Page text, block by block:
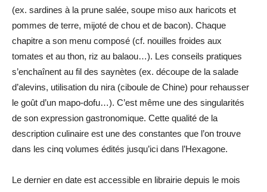
(ex. sardines à la prune salée, soupe miso aux haricots et
pommes de terre, mijoté de chou et de bacon). Chaque
chapitre a son menu composé (cf. nouilles froides aux
tomates et au thon, riz au balaou…). Les conseils pratiques
s’enchaînent au fil des saynètes (ex. découpe de la salade
d’alevins, utilisation du nira (ciboule de Chine) pour rehausser
le goût d’un mapo-dofu…). C’est même une des singularités
de son expression gastronomique. Cette qualité de la
description culinaire est une des constantes que l’on trouve
dans les cinq volumes édités jusqu’ici dans l’Hexagone.
Le dernier en date est accessible en librairie depuis le mois